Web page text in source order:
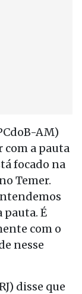
AM)
com a pauta
focado na
Temer.
pauta. É
com o
nesse
disse que